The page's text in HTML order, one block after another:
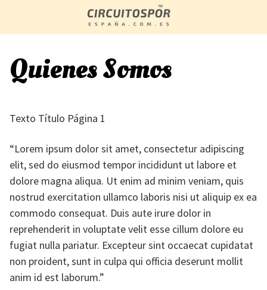
contenido
Quienes Somos
Texto Título Página 1
“Lorem ipsum dolor sit amet, consectetur adipiscing
elit, sed do eiusmod tempor incididunt ut labore et
dolore magna aliqua. Ut enim ad minim veniam, quis
nostrud exercitation ullamco laboris nisi ut aliquip ex ea
commodo consequat. Duis aute irure dolor in
reprehenderit in voluptate velit esse cillum dolore eu
fugiat nulla pariatur. Excepteur sint occaecat cupidatat
non proident, sunt in culpa qui officia deserunt mollit
anim id est laborum.”